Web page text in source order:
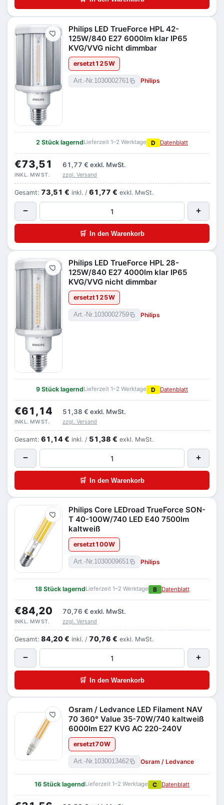
Merken
Philips LED TrueForce HPL 42-
125W/840 E27 6000lm klar IP65
KVG/VVG nicht dimmbar
ersetzt125W
Art.-Nr. 1030002761 Philips
2 Stück lagerndLieferzeit 1–2 Werktage D Datenblatt
€73,51 61,77 € exkl. MwSt.
INKL. MWST. zzgl. Versand
Gesamt: 73,51 € inkl. / 61,77 € exkl. MwSt.
− +
🛒 In den Warenkorb
Merken
Philips LED TrueForce HPL 28-
125W/840 E27 4000lm klar IP65
KVG/VVG nicht dimmbar
ersetzt125W
Art.-Nr.1030002759 Philips
9 Stück lagerndLieferzeit 1–2 Werktage D Datenblatt
€61,14 51,38 € exkl. MwSt.
INKL. MWST. zzgl. Versand
Gesamt: 61,14 € inkl. / 51,38 € exkl. MwSt.
− +
🛒 In den Warenkorb
Merken
Philips Core LEDroad TrueForce SON-
T 40-100W/740 LED E40 7500lm
kaltweiß
ersetzt100W
Art.-Nr.1030009651 Philips
18 Stück lagerndLieferzeit 1–2 Werktage B Datenblatt
€84,20 70,76 € exkl. MwSt.
INKL. MWST. zzgl. Versand
Gesamt: 84,20 € inkl. / 70,76 € exkl. MwSt.
− +
🛒 In den Warenkorb
Merken
Osram / Ledvance LED Filament NAV
70 360° Value 35-70W/740 kaltweiß
6000lm E27 KVG AC 220-240V
ersetzt70W
Art.-Nr.1030013462 Osram / Ledvance
16 Stück lagerndLieferzeit 1–2 Werktage C Datenblatt